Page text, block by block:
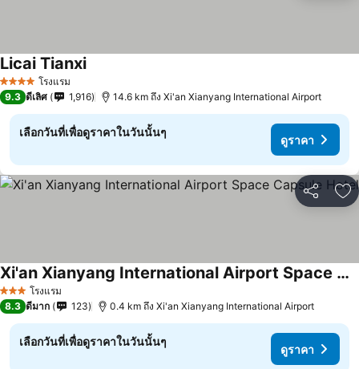
4 ดาว โรงแรม
Licai Tianxiดูราคา
9.3 ดีเลิศ 1,916 14.6 km ถึง Xi'an Xianyang International Airport
เลือกวันที่เพื่อดูราคาในวันนั้นๆ
ดูราคา
แชร์ เ
3 ดาว โรงแรม
Xi'an Xianyang International Airport Space Capsule Hotel
ดูราคา
8.3 ดีมาก 123 0.4 km ถึง Xi'an Xianyang International Airport
เลือกวันที่เพื่อดูราคาในวันนั้นๆ
ดูราคา